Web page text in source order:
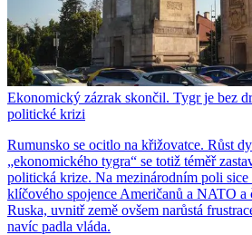
Ekonomický zázrak skončil. Tygr je bez
politické krizi
Rumunsko se ocitlo na křižovatce. Růst
„ekonomického tygra“ se totiž téměř
politická krize. Na mezinárodním poli
klíčového spojence Američanů a NATO
Ruska, uvnitř země ovšem narůstá
navíc padla vláda.